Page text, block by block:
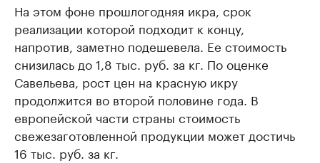
На этом фоне прошлогодняя икра, срок
реализации которой подходит к концу,
напротив, заметно подешевела. Ее стоимость
снизилась до 1,8 тыс. руб. за кг. По оценке
Савельева, рост цен на красную икру
продолжится во второй половине года. В
европейской части страны стоимость
свежезаготовленной продукции может достичь
16 тыс. руб. за кг.